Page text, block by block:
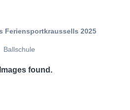
Feriensportkraussells 2025
Ballschule
found.